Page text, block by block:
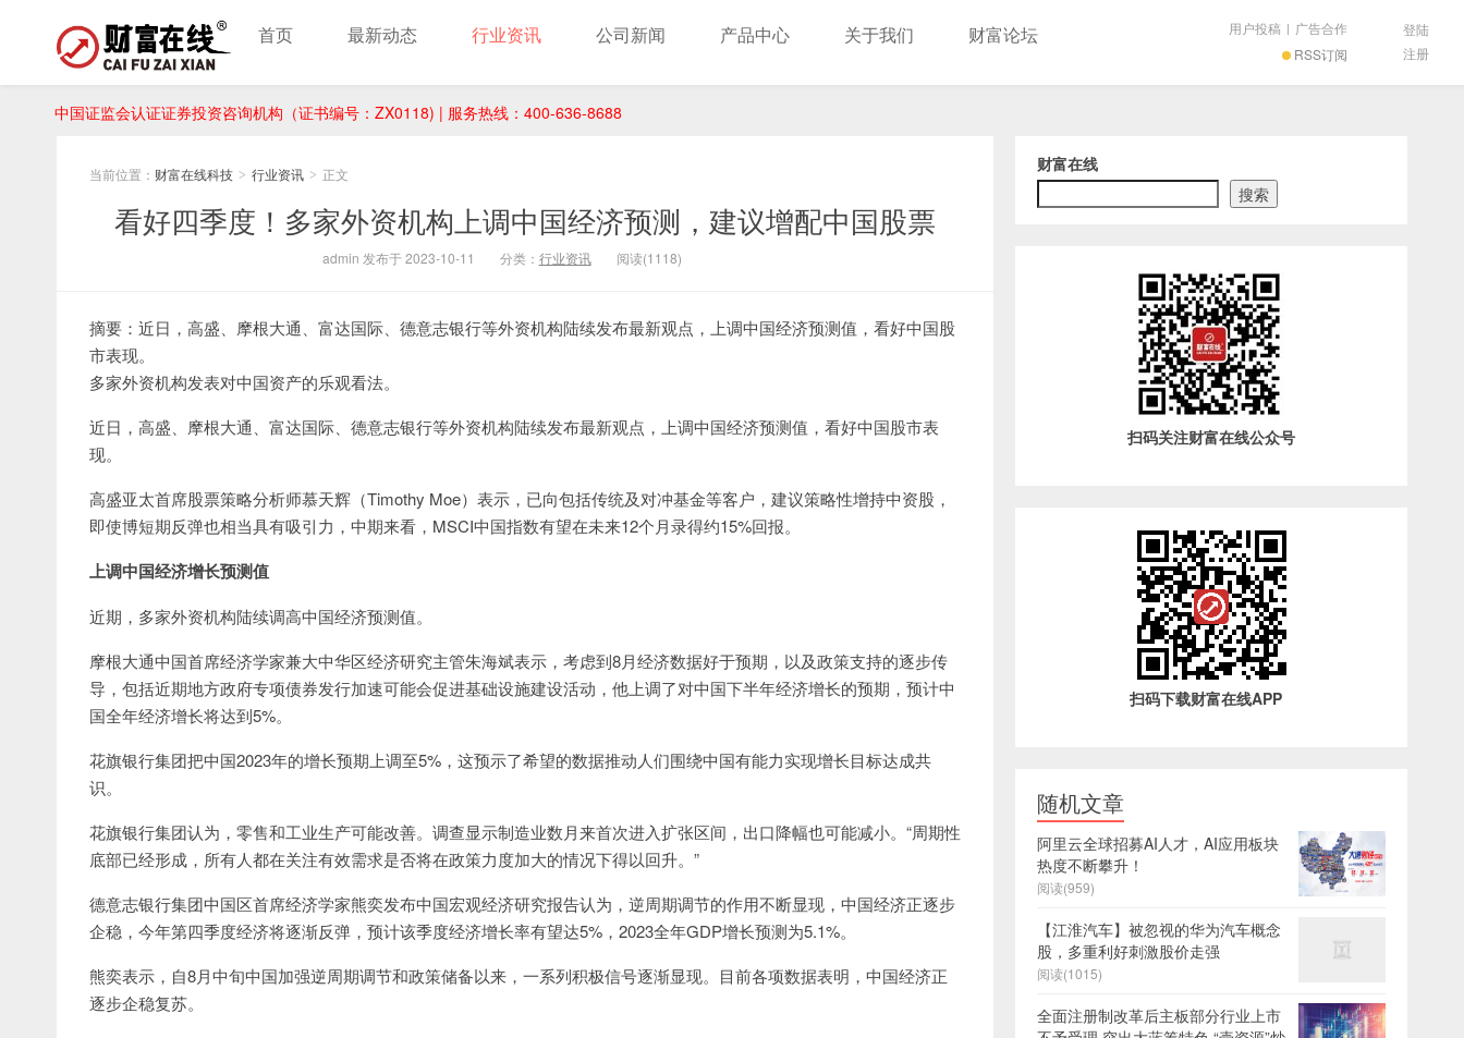
中国证监会认证证券投资咨询机构（证书编号：ZX0118) | 服务热线：400-636-8688
首页 最新动态 行业资讯 公司新闻 产品中心 关于我们 财富论坛
RSS订阅
用户投稿 | 广告合作
登陆
注册
当前位置： 财富在线科技 > 行业资讯 > 正文
看好四季度！多家外资机构上调中国经济预测，建议增配中国股票
admin 发布于 2023-10-11 分类： 行业资讯 阅读(1118)
摘要：近日，高盛、摩根大通、富达国际、德意志银行等外资机构陆续发布最新观点，上调中国经济预测值，看好中国股
市表现。
多家外资机构发表对中国资产的乐观看法。
近日，高盛、摩根大通、富达国际、德意志银行等外资机构陆续发布最新观点，上调中国经济预测值，看好中国股市表
现。
高盛亚太首席股票策略分析师慕天辉（Timothy Moe）表示，已向包括传统及对冲基金等客户，建议策略性增持中资股，
即使博短期反弹也相当具有吸引力，中期来看，MSCI中国指数有望在未来12个月录得约15%回报。
上调中国经济增长预测值
近期，多家外资机构陆续调高中国经济预测值。
摩根大通中国首席经济学家兼大中华区经济研究主管朱海斌表示，考虑到8月经济数据好于预期，以及政策支持的逐步传
导，包括近期地方政府专项债券发行加速可能会促进基础设施建设活动，他上调了对中国下半年经济增长的预期，预计中
国全年经济增长将达到5%。
花旗银行集团把中国2023年的增长预期上调至5%，这预示了希望的数据推动人们围绕中国有能力实现增长目标达成共
识。
花旗银行集团认为，零售和工业生产可能改善。调查显示制造业数月来首次进入扩张区间，出口降幅也可能减小。“周期性
底部已经形成，所有人都在关注有效需求是否将在政策力度加大的情况下得以回升。”
德意志银行集团中国区首席经济学家熊奕发布中国宏观经济研究报告认为，逆周期调节的作用不断显现，中国经济正逐步
企稳，今年第四季度经济将逐渐反弹，预计该季度经济增长率有望达5%，2023全年GDP增长预测为5.1%。
熊奕表示，自8月中旬中国加强逆周期调节和政策储备以来，一系列积极信号逐渐显现。目前各项数据表明，中国经济正
逐步企稳复苏。
财富在线
搜索
扫码关注财富在线公众号
扫码下载财富在线APP
随机文章
阿里云全球招募AI人才，AI应用板块
热度不断攀升！
阅读(959)
【江淮汽车】被忽视的华为汽车概念
股，多重利好刺激股价走强
阅读(1015)
全面注册制改革后主板部分行业上市